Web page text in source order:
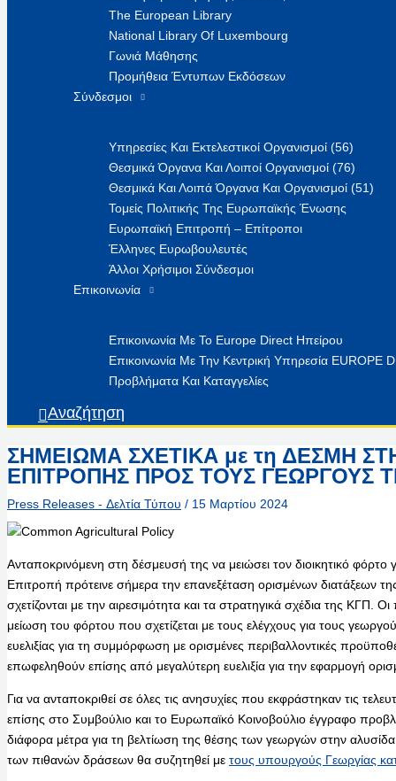
The European Library
National Library Of Luxembourg
Γωνιά Μάθησης
Προμήθεια Έντυπων Εκδόσεων
Σύνδεσμοι
Υπηρεσίες Και Εκτελεστικοί Οργανισμοί (56)
Θεσμικά Όργανα Και Λοιποί Οργανισμοί (76)
Θεσμικά Και Λοιπά Όργανα Και Οργανισμοί (51)
Τομείς Πολιτικής Της Ευρωπαϊκής Ένωσης
Ευρωπαϊκή Επιτροπή – Επίτροποι
Έλληνες Ευρωβουλευτές
Άλλοι Χρήσιμοι Σύνδεσμοι
Επικοινωνία
Επικοινωνία Με Το Europe Direct Ηπείρου
Επικοινωνία Με Την Κεντρική Υπηρεσία EUROPE
Προβλήματα Και Καταγγελίες
Αναζήτηση
ΣΗΜΕΙΩΜΑ ΣΧΕΤΙΚΑ με τη ΔΕΣΜΗ
ΕΠΙΤΡΟΠΗΣ ΠΡΟΣ ΤΟΥΣ ΓΕΩΡΓΟΥΣ
Press Releases - Δελτία Τύπου / 15 Μαρτίου 2024
Ανταποκρινόμενη στη δέσμευσή της να μειώσει τον διοικητικό
Επιτροπή πρότεινε σήμερα την επανεξέταση ορισμένων διατάξεων
σχετίζονται με την αιρεσιμότητα και τα στρατηγικά σχέδια της ΚΓΠ.
μείωση του φόρτου που σχετίζεται με τους ελέγχους για τους
ευελιξίας για τη συμμόρφωση με ορισμένες περιβαλλοντικές
επωφεληθούν επίσης από μεγαλύτερη ευελιξία για την εφαρμογή
Για να ανταποκριθεί σε όλες τις ανησυχίες που εκφράστηκαν τις
επίσης στο Συμβούλιο και το Ευρωπαϊκό Κοινοβούλιο έγγραφο
διάφορα μέτρα για τη βελτίωση της θέσης των γεωργών στην
των πιθανών δράσεων θα συζητηθεί με τους υπουργούς Γεωργίας